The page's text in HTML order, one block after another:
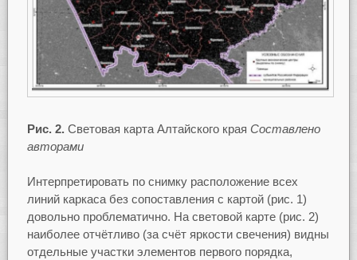
Рис. 2.Световая карта Алтайского края Составлено
авторами
Интерпретировать по снимку расположение всех
линий каркаса без сопоставления с картой (рис. 1)
довольно проблематично. На световой карте (рис. 2)
наиболее отчётливо (за счёт яркости свечения) видны
отдельные участки элементов первого порядка,